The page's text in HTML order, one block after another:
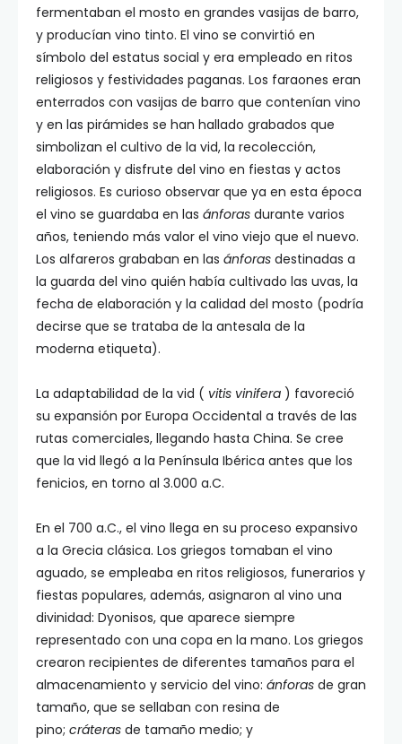
fermentaban el mosto en grandes vasijas de barro,
y producían vino tinto. El vino se convirtió en
símbolo del estatus social y era empleado en ritos
religiosos y festividades paganas. Los faraones eran
enterrados con vasijas de barro que contenían vino
y en las pirámides se han hallado grabados que
simbolizan el cultivo de la vid, la recolección,
elaboración y disfrute del vino en fiestas y actos
religiosos. Es curioso observar que ya en esta época
el vino se guardaba en las ánforas durante varios
años, teniendo más valor el vino viejo que el nuevo.
Los alfareros grababan en las ánforas destinadas a
la guarda del vino quién había cultivado las uvas, la
fecha de elaboración y la calidad del mosto (podría
decirse que se trataba de la antesala de la
moderna etiqueta).
La adaptabilidad de la vid ( vitis vinifera ) favoreció
su expansión por Europa Occidental a través de las
rutas comerciales, llegando hasta China. Se cree
que la vid llegó a la Península Ibérica antes que los
fenicios, en torno al 3.000 a.C.
En el 700 a.C., el vino llega en su proceso expansivo
a la Grecia clásica. Los griegos tomaban el vino
aguado, se empleaba en ritos religiosos, funerarios y
fiestas populares, además, asignaron al vino una
divinidad: Dyonisos, que aparece siempre
representado con una copa en la mano. Los griegos
crearon recipientes de diferentes tamaños para el
almacenamiento y servicio del vino: ánforas de gran
tamaño, que se sellaban con resina de
pino; cráteras de tamaño medio; y